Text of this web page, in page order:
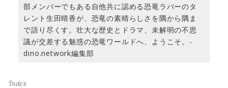
部メンバーでもある自他共に認める恐竜ラバーのタ
レント生田晴香が、恐竜の素晴らしさを隅から隅ま
で語り尽くす。壮大な歴史とドラマ、未解明の不思
議が交差する魅惑の恐竜ワールドへ、ようこそ。-
dino.network編集部